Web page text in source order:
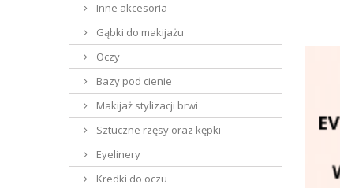
Inne akcesoria
Gąbki do makijażu
Oczy
Bazy pod cienie
Makijaż stylizacji brwi
Sztuczne rzęsy oraz kępki
Eyelinery
Kredki do oczu